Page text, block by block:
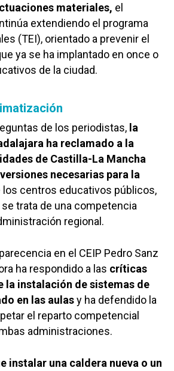
materiales, el
extendiendo el programa
(TEI), orientado a prevenir el
ya se ha implantado en once o
de la ciudad.
de los periodistas, la
ha reclamado a la
de Castilla-La Mancha
necesarias para la
los centros educativos públicos,
trata de una competencia
regional.
en el CEIP Pedro Sanz
ha respondido a las críticas
la instalación de sistemas de
en las aulasy ha defendido la
el reparto competencial
administraciones.
instalar una caldera nueva o un